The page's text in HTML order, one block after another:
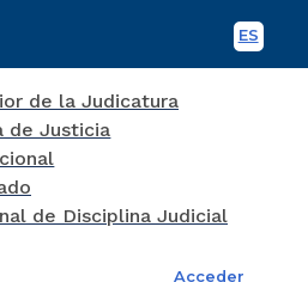
ES
Acceder